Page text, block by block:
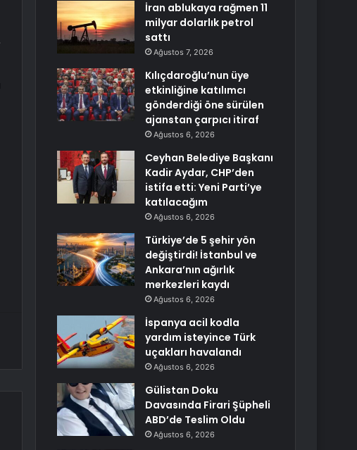
İran ablukaya rağmen 11
milyar dolarlık petrol
sattı
Ağustos 7, 2026
Kılıçdaroğlu’nun üye
etkinliğine katılımcı
gönderdiği öne sürülen
ajanstan çarpıcı itiraf
Ağustos 6, 2026
Ceyhan Belediye Başkanı
Kadir Aydar, CHP’den
istifa etti: Yeni Parti’ye
katılacağım
Ağustos 6, 2026
Türkiye’de 5 şehir yön
değiştirdi! İstanbul ve
Ankara’nın ağırlık
merkezleri kaydı
Ağustos 6, 2026
İspanya acil kodla
yardım isteyince Türk
uçakları havalandı
Ağustos 6, 2026
Gülistan Doku
Davasında Firari Şüpheli
ABD’de Teslim Oldu
Ağustos 6, 2026